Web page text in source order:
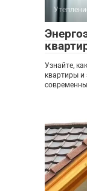
Узнайте,
квартиры и